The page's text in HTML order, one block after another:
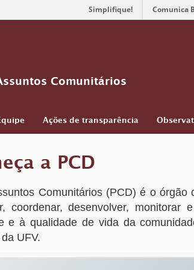
Simplifique! Comunica
Comunitários
Ações de transparência
a PCD
Comunitários (PCD) é o
coordenar, desenvolver,
e à qualidade de vida da
UFV.